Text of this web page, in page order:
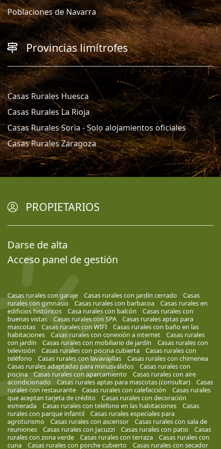
Poblaciones de Navarra
Provincias limítrofes
Casas Rurales Huesca
Casas Rurales La Rioja
Casas Rurales Soria - Solo alojamientos oficiales
Casas Rurales Zaragoza
PROPIETARIOS
Darse de alta
Acceso panel de gestión
Casas rurales con garaje Casas rurales con jardín cerrado
Casas
rurales con gimnasio
Casas rurales con barbacoa
Casas rurales en
edificios históricos
Casa rurales con balcón
Casas rurales con
buenas vistas
Casas rurales con SPA
Casas rurales aptas para
mascotas
Casas rurales con WIFI
Casas rurales con baño en las
habitaciones
Casas rurales con conexión a internet
Casas rurales
con jardín
Casas rurales con mobiliario de jardín
Casas rurales con
televisión
Casas rurales con piscina cubierta
Casas rurales con
teléfono
Casas rurales con lavavajillas
Casas rurales con chimenea
Casas rurales adaptadas para minusválidos
Casas rurales con
piscina
Casas rurales con aparcamiento
Casas rurales con aire
acondicionado
Casas rurales aptas para mascotas (consultar)
Casas
rurales con restaurante
Casas rurales con calefacción
Casas rurales
que aceptan tarjeta de crédito
Casas rurales con decoración
esmerada
Casas rurales con teléfono en las habitaciones
Casas
rurales con parque infantil
Casas rurales especiales para
agroturismo
Casas rurales con ascensor
Casas rurales con sala de
reuniones
Casas rurales con Jacuzzi Casas rurales con patio
Casas
rurales con zona verde
Casas rurales con terraza
Casas rurales con
cuna
Casas rurales con porche cubierto
Casas rurales con secador